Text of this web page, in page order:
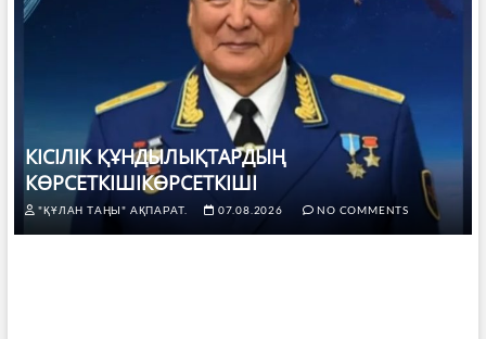
КІСІЛІК ҚҰНДЫЛЫҚТАРДЫҢ
КӨРСЕТКІШІКӨРСЕТКІШІ
"ҚҰЛАН ТАҢЫ" АҚПАРАТ. 07.08.2026 NO COMMENTS